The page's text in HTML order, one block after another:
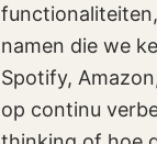
namen die we
Spotify,
op continu